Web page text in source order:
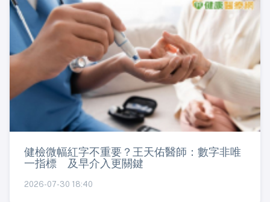
健檢微幅紅字不重要？王天佑醫師：數字非唯
一指標 及早介入更關鍵
2026-07-30 18:40